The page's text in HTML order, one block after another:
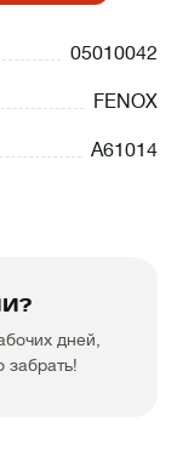
05010042
FENOX
A61014
дней,